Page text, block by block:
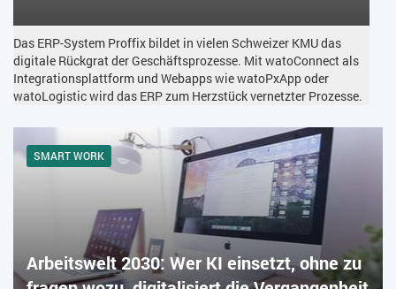
SOCIAL COMMERCE SOCIAL-MEDIA
SOFTWARE-AS-A-SERVICE SOFTWAREENTWICKLUNG
TRANSPORTLOGISTIK / LAGER
TRENDKOMPASS 2026 USABILITY
USER EXPERIENCE WEBDESIGN WEB-SHOP
ZEITWIRTSCHAFT
Das ERP-System Proffix bildet in vielen Schweizer KMU das
digitale Rückgrat der Geschäftsprozesse. Mit watoConnect als
Integrationsplattform und Webapps wie watoPxApp oder
watoLogistic wird das ERP zum Herzstück vernetzter Prozesse.
SMART WORK
Arbeitswelt 2030: Wer KI einsetzt, ohne zu